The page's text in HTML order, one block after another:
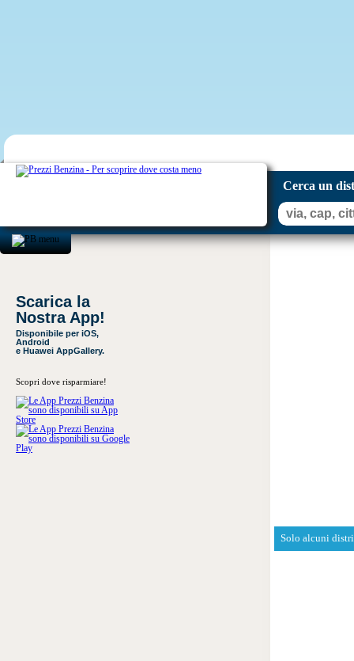
Cerca un
Scarica la
Nostra App!
Disponibile per iOS,
Android
e Huawei AppGallery.
Scopri dove risparmiare!
Solo alcuni